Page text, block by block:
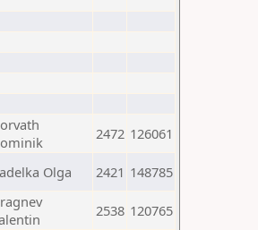
2472 126061
Olga 2421 148785
2538 120765